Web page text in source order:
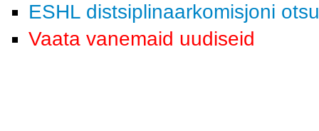
ESHL distsiplinaarkomisjoni
Vaata vanemaid uudiseid